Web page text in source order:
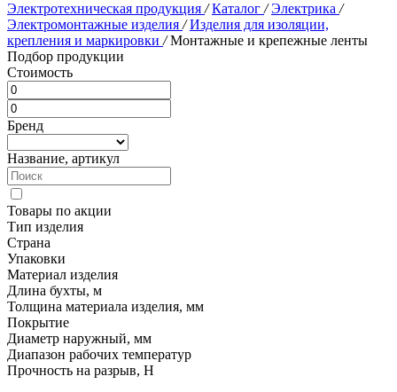
Электротехническая продукция / Каталог / Электрика /
Электромонтажные изделия / Изделия для изоляции,
крепления и маркировки / Монтажные и крепежные ленты
Подбор продукции
Стоимость
Бренд
Название, артикул
Товары по акции
Тип изделия
Страна
Упаковки
Материал изделия
Длина бухты, м
Толщина материала изделия, мм
Покрытие
Диаметр наружный, мм
Диапазон рабочих температур
Прочность на разрыв, Н